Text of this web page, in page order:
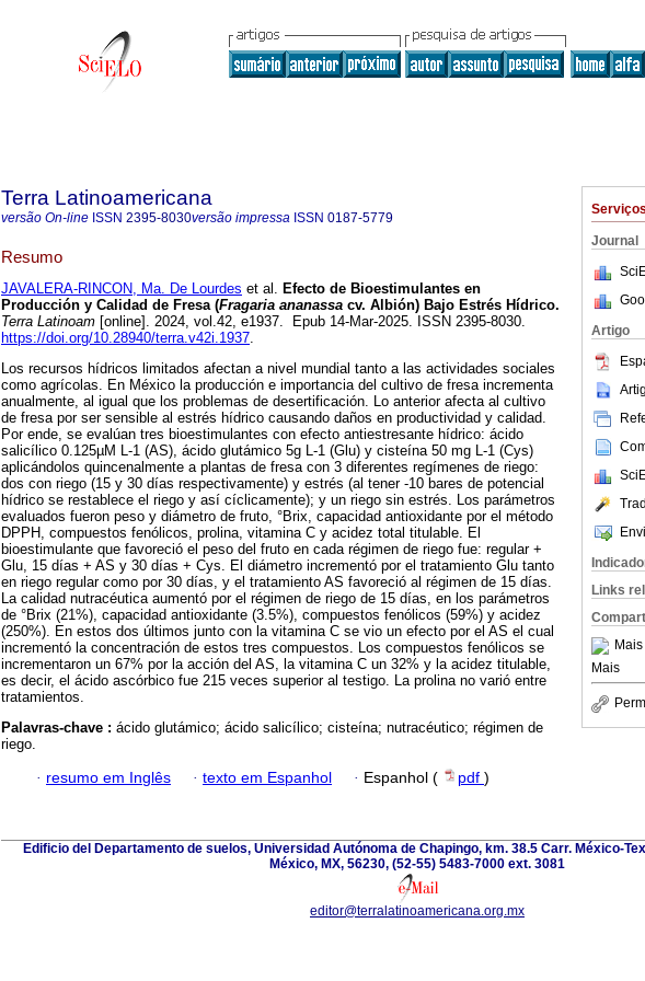
Journal
Artigo
Links
Mais
Mais
Terra Latinoamericana
versão On-line ISSN 2395-8030versão impressa ISSN 0187-5779
Resumo
JAVALERA-RINCON, Ma. De Lourdes et al. Efecto de Bioestimulantes en
Producción y Calidad de Fresa (Fragaria ananassa cv. Albión) Bajo Estrés Hídrico.
Terra Latinoam [online]. 2024, vol.42, e1937. Epub 14-Mar-2025. ISSN 2395-8030.
https://doi.org/10.28940/terra.v42i.1937.
Los recursos hídricos limitados afectan a nivel mundial tanto a las actividades sociales
como agrícolas. En México la producción e importancia del cultivo de fresa incrementa
anualmente, al igual que los problemas de desertificación. Lo anterior afecta al cultivo
de fresa por ser sensible al estrés hídrico causando daños en productividad y calidad.
Por ende, se evalúan tres bioestimulantes con efecto antiestresante hídrico: ácido
salicílico 0.125µM L-1 (AS), ácido glutámico 5g L-1 (Glu) y cisteína 50 mg L-1 (Cys)
aplicándolos quincenalmente a plantas de fresa con 3 diferentes regímenes de riego:
dos con riego (15 y 30 días respectivamente) y estrés (al tener -10 bares de potencial
hídrico se restablece el riego y así cíclicamente); y un riego sin estrés. Los parámetros
evaluados fueron peso y diámetro de fruto, °Brix, capacidad antioxidante por el método
DPPH, compuestos fenólicos, prolina, vitamina C y acidez total titulable. El
bioestimulante que favoreció el peso del fruto en cada régimen de riego fue: regular +
Glu, 15 días + AS y 30 días + Cys. El diámetro incrementó por el tratamiento Glu tanto
en riego regular como por 30 días, y el tratamiento AS favoreció al régimen de 15 días.
La calidad nutracéutica aumentó por el régimen de riego de 15 días, en los parámetros
de °Brix (21%), capacidad antioxidante (3.5%), compuestos fenólicos (59%) y acidez
(250%). En estos dos últimos junto con la vitamina C se vio un efecto por el AS el cual
incrementó la concentración de estos tres compuestos. Los compuestos fenólicos se
incrementaron un 67% por la acción del AS, la vitamina C un 32% y la acidez titulable,
es decir, el ácido ascórbico fue 215 veces superior al testigo. La prolina no varió entre
tratamientos.
Palavras-chave : ácido glutámico; ácido salicílico; cisteína; nutracéutico; régimen de
riego.
· resumo em Inglês · texto em Espanhol · Espanhol ( pdf )
Edificio del Departamento de suelos, Universidad Autónoma de Chapingo, km. 38.5 Carr. México-
México, MX, 56230, (52-55) 5483-7000 ext. 3081
editor@terralatinoamericana.org.mx